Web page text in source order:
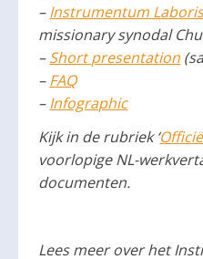
–Instrumentum
missionary synodal
–Short presentation
–FAQ
–Infographic
Kijk in de rubriek ‘
voorlopige NL-
documenten.
Lees meer over het